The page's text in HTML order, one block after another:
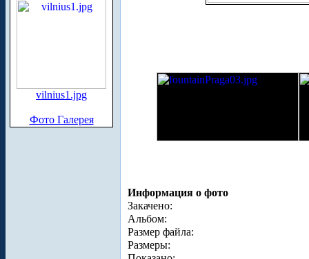
vilnius1.jpg
Фото Галерея
Информация о фото
Закачено:
Альбом:
Размер файла:
Размеры: